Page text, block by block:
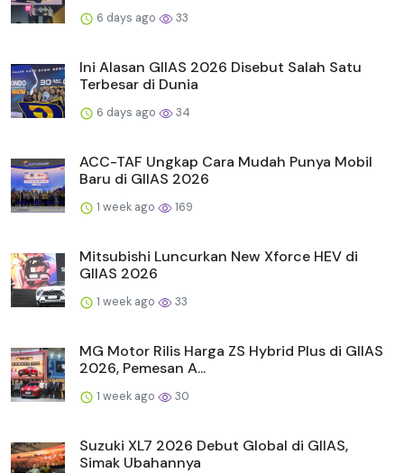
6 days ago 33
Ini Alasan GIIAS 2026 Disebut Salah Satu
Terbesar di Dunia
6 days ago 34
ACC-TAF Ungkap Cara Mudah Punya Mobil
Baru di GIIAS 2026
1 week ago 169
Mitsubishi Luncurkan New Xforce HEV di
GIIAS 2026
1 week ago 33
MG Motor Rilis Harga ZS Hybrid Plus di GIIAS
2026, Pemesan A...
1 week ago 30
Suzuki XL7 2026 Debut Global di GIIAS,
Simak Ubahannya